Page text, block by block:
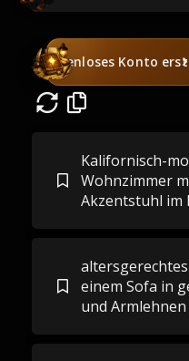
Kostenloses Konto
Kalifornisch-
Wohnzimmer
Akzentstuhl im
einem Sofa in
und